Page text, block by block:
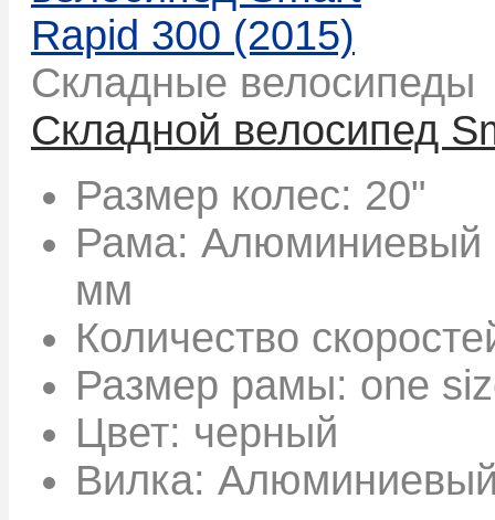
Складные велосипеды
Складной велосипед
Размер колес: 20"
Рама: Алюминиевый
мм
Количество
Размер рамы: one
Цвет: черный
Вилка: Алюминиевый